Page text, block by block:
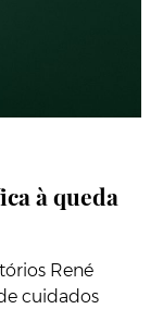
à queda
René
cuidados